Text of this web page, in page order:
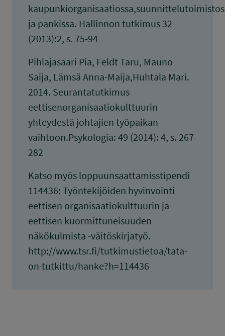
ja pankissa. Hallinnon tutkimus 32
(2013):2, s. 75-94
Pihlajasaari Pia, Feldt Taru, Mauno
Saija, Lämsä Anna-Maija,Huhtala Mari.
2014. Seurantatutkimus
eettisenorganisaatiokulttuurin
yhteydestä johtajien työpaikan
vaihtoon.Psykologia: 49 (2014): 4, s. 267-
282
Katso myös loppuunsaattamisstipendi
114436: Työntekijöiden hyvinvointi
eettisen organisaatiokulttuurin ja
eettisen kuormittuneisuuden
näkökulmista -väitöskirjatyö.
http://www.tsr.fi/tutkimustietoa/tata-
on-tutkittu/hanke?h=114436